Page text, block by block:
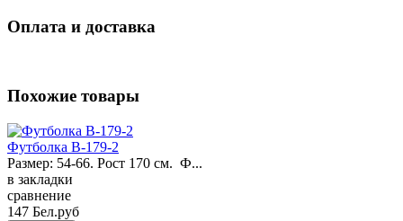
Оплата и доставка
Похожие товары
Футболка B-179-2
Размер: 54-66. Рост 170 см. Ф...
в закладки
сравнение
147 Бел.руб